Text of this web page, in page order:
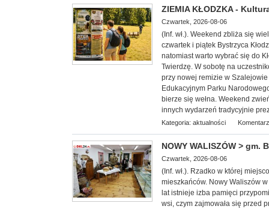
ZIEMIA KŁODZKA -
Czwartek, 2026-08-06
(Inf. wł.). Weekend zbliża się
czwartek i piątek Bystrzyca
natomiast warto wybrać się do
Twierdzę. W sobotę na
przy nowej remizie w
Edukacyjnym Parku
bierze się wełna. Weekend
innych wydarzeń tradycyjnie
Kategoria: aktualności
NOWY WALISZÓW > gm.
Czwartek, 2026-08-06
(Inf. wł.). Rzadko w której
mieszkańców. Nowy Waliszów
lat istnieje izba pamięci
wsi, czym zajmowała się przed